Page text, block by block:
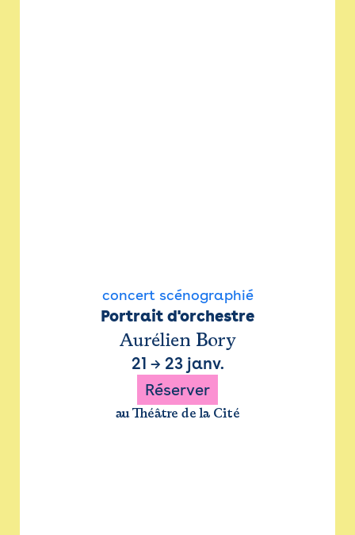
concert scénographié
Portrait d'orchestre
Aurélien Bory
21 → 23 janv.
Réserver
au Théâtre de la Cité